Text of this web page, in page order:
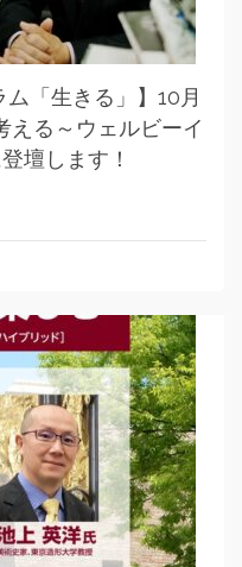
ム「生きる」】10月
える～ウェルビーイ
壇します！